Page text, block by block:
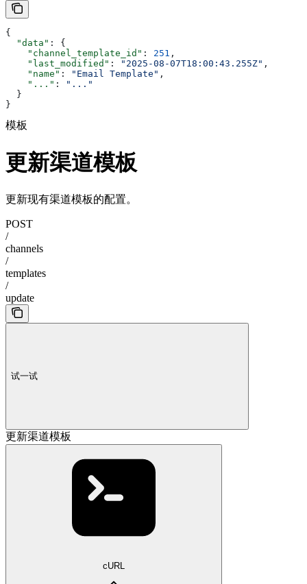
{
  "data"
: {
    "channel_template_id"
: 251 ,
    "last_modified"
: "2025-08-07T18:00:43.255Z" ,
    "name"
: "Email Template" ,
    "..."
:
"..."
  }
}
模板
更新渠道模板
更新现有渠道模板的配置。
POST
/
channels
/
templates
/
update
试一试
更新渠道模板
cURL